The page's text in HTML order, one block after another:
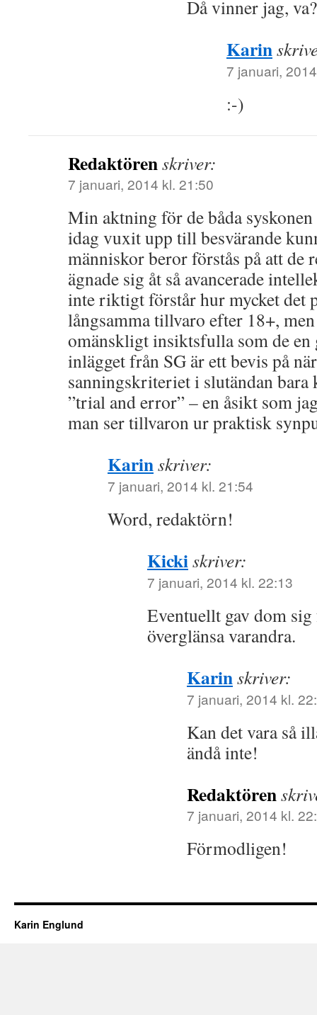
Då vinner jag, va?
Karin
7 januari,
:-)
Redaktörenskriver:
7 januari, 2014 kl. 21:50
Min aktning för de båda
idag vuxit upp till besvärande
människor beror förstås på att de
ägnade sig åt så avancerade
inte riktigt förstår hur mycket det
långsamma tillvaro efter 18+,
omänskligt insiktsfulla som de en
inlägget från SG är ett bevis på
sanningskriteriet i slutändan bara
”trial and error” – en åsikt som
man ser tillvaron ur praktisk
Karinskriver:
7 januari, 2014 kl. 21:54
Word, redaktörn!
Kickiskriver:
7 januari, 2014 kl. 22:13
Eventuellt gav dom
överglänsa varandra.
Karinskriver:
7 januari, 2014 kl.
Kan det vara så
ändå inte!
Redaktören
7 januari, 2014 kl.
Förmodligen!
Karin Englund